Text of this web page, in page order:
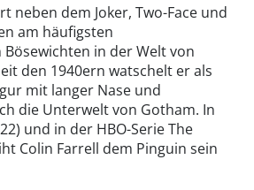
neben dem Joker, Two-Face und
am häufigsten
in der Welt von
den 1940ern watschelt er als
mit langer Nase und
die Unterwelt von Gotham. In
und in der HBO-Serie The
Colin Farrell dem Pinguin sein